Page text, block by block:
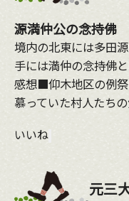
源満仲公の念持佛
境内の北東には多田
手には満仲の念持佛
感想■仰木地区の例
慕っていた村人たち
いいね
元三